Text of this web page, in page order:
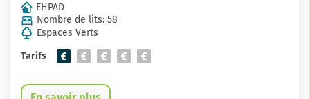
EHPAD
Nombre de lits: 58
Espaces Verts
Tarifs